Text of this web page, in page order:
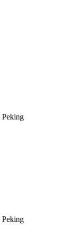
Peking
Peking